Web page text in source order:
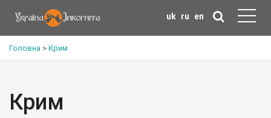
uk ru en
Головна > Крим
Крим